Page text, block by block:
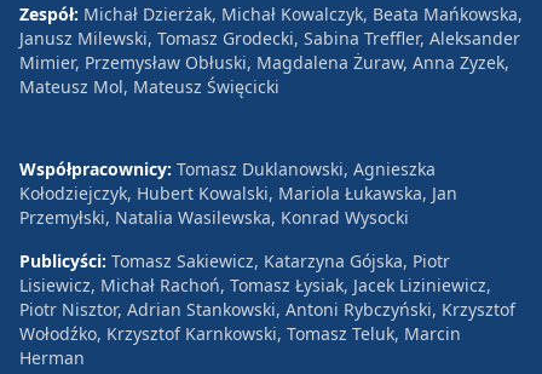
Zespół: Michał Dzierżak, Michał Kowalczyk, Beata Mańkowska,
Janusz Milewski, Tomasz Grodecki, Sabina Treffler, Aleksander
Mimier, Przemysław Obłuski, Magdalena Żuraw, Anna Zyzek,
Mateusz Mol, Mateusz Święcicki
Współpracownicy: Tomasz Duklanowski, Agnieszka
Kołodziejczyk, Hubert Kowalski, Mariola Łukawska, Jan
Przemyłski, Natalia Wasilewska, Konrad Wysocki
Publicyści: Tomasz Sakiewicz, Katarzyna Gójska, Piotr
Lisiewicz, Michał Rachoń, Tomasz Łysiak, Jacek Liziniewicz,
Piotr Nisztor, Adrian Stankowski, Antoni Rybczyński, Krzysztof
Wołodźko, Krzysztof Karnkowski, Tomasz Teluk, Marcin
Herman